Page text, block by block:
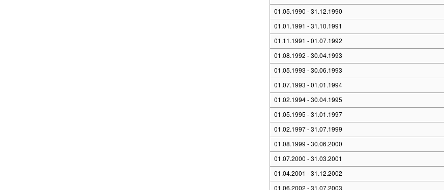
01.05.1990 - 31.12.1990
01.01.1991 - 31.10.1991
01.11.1991 - 01.07.1992
01.08.1992 - 30.04.1993
01.05.1993 - 30.06.1993
01.07.1993 - 01.01.1994
01.02.1994 - 30.04.1995
01.05.1995 - 31.01.1997
01.02.1997 - 31.07.1999
01.08.1999 - 30.06.2000
01.07.2000 - 31.03.2001
01.04.2001 - 31.12.2002
01.06.2002 - 31.07.2003